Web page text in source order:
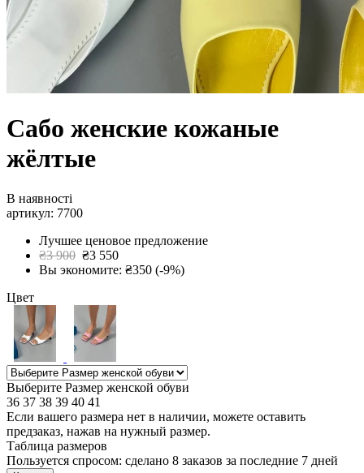
Сабо женские кожаные
жёлтые
В наявності
артикул: 7700
Лучшее ценовое предложение
₴3 900 ₴3 550
Вы экономите: ₴350 (-9%)
Цвет
Выберите Размер женской обуви
36 37 38 39 40 41
Если вашего размера нет в наличии, можете оставить
предзаказ, нажав на нужный размер.
Таблица размеров
Пользуется спросом: сделано 8 заказов за последние 7 дней